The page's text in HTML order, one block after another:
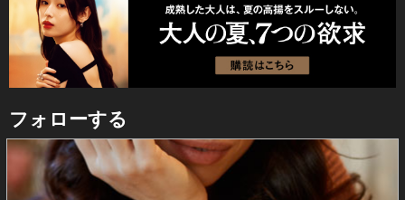
フォローする